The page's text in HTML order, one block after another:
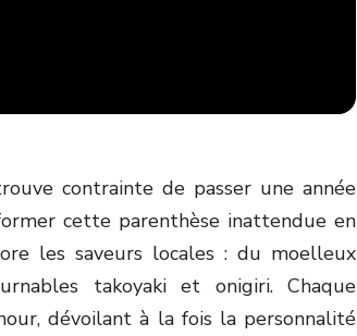
contrainte de passer une année
cette parenthèse inattendue en
les saveurs locales : du moelleux
takoyaki et onigiri. Chaque
dévoilant à la fois la personnalité